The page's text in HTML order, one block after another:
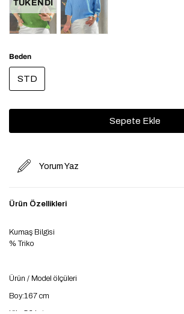
TÜKENDI
Beden
STD
Yorum Yaz
Ürün Özellikleri
Kumaş Bilgisi
% Triko
Ürün / Model ölçüleri
Boy:167 cm